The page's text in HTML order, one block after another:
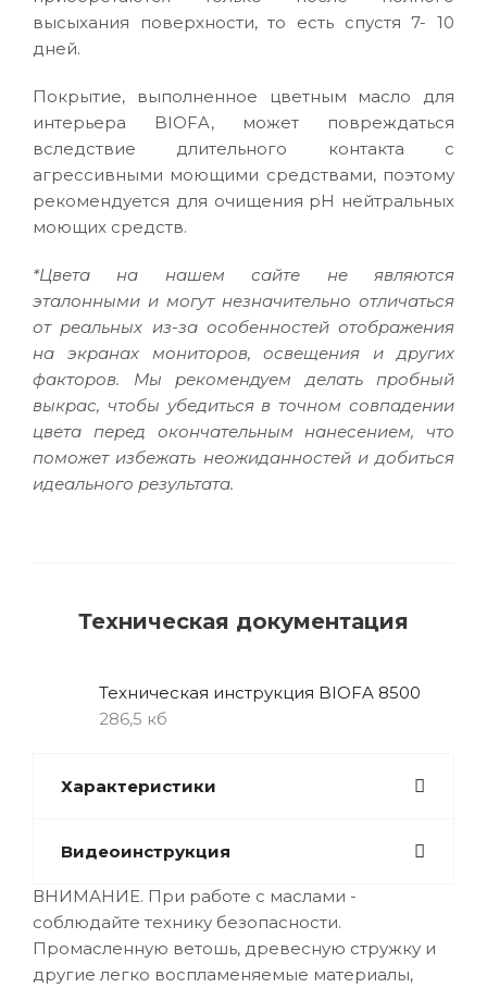
высыхания поверхности, то есть спустя 7- 10
дней.
Покрытие, выполненное цветным масло для
интерьера BIOFA, может повреждаться
вследствие длительного контакта с
агрессивными моющими средствами, поэтому
рекомендуется для очищения pH нейтральных
моющих средств.
*Цвета на нашем сайте не являются
эталонными и могут незначительно отличаться
от реальных из-за особенностей отображения
на экранах мониторов, освещения и других
факторов. Мы рекомендуем делать пробный
выкрас, чтобы убедиться в точном совпадении
цвета перед окончательным нанесением, что
поможет избежать неожиданностей и добиться
идеального результата.
Техническая документация
Техническая инструкция BIOFA 8500
286,5 кб
Характеристики
Видеоинструкция
ВНИМАНИЕ. При работе с маслами -
соблюдайте технику безопасности.
Промасленную ветошь, древесную стружку и
другие легко воспламеняемые материалы,